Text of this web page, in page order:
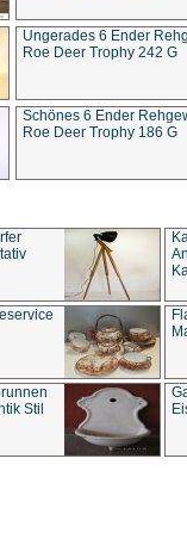
Ungerades 6 Ender
Roe Deer Trophy 242 G
Schönes 6 Ender
Roe Deer Trophy 186 G
Stil